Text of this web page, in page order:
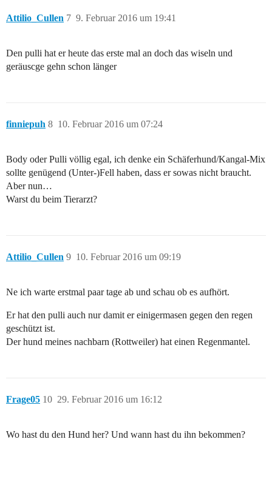
Attilio_Cullen 9. Februar 2016 um 19:41
7
Den pulli hat er heute das erste mal an doch das wiseln und
geräuscge gehn schon länger
finniepuh 10. Februar 2016 um 07:24
8
Body oder Pulli völlig egal, ich denke ein Schäferhund/Kangal-Mix
sollte genügend (Unter-)Fell haben, dass er sowas nicht braucht.
Aber nun…
Warst du beim Tierarzt?
Attilio_Cullen 10. Februar 2016 um 09:19
9
Ne ich warte erstmal paar tage ab und schau ob es aufhört.
Er hat den pulli auch nur damit er einigermasen gegen den regen
geschützt ist.
Der hund meines nachbarn (Rottweiler) hat einen Regenmantel.
Frage05 29. Februar 2016 um 16:12
10
Wo hast du den Hund her? Und wann hast du ihn bekommen?